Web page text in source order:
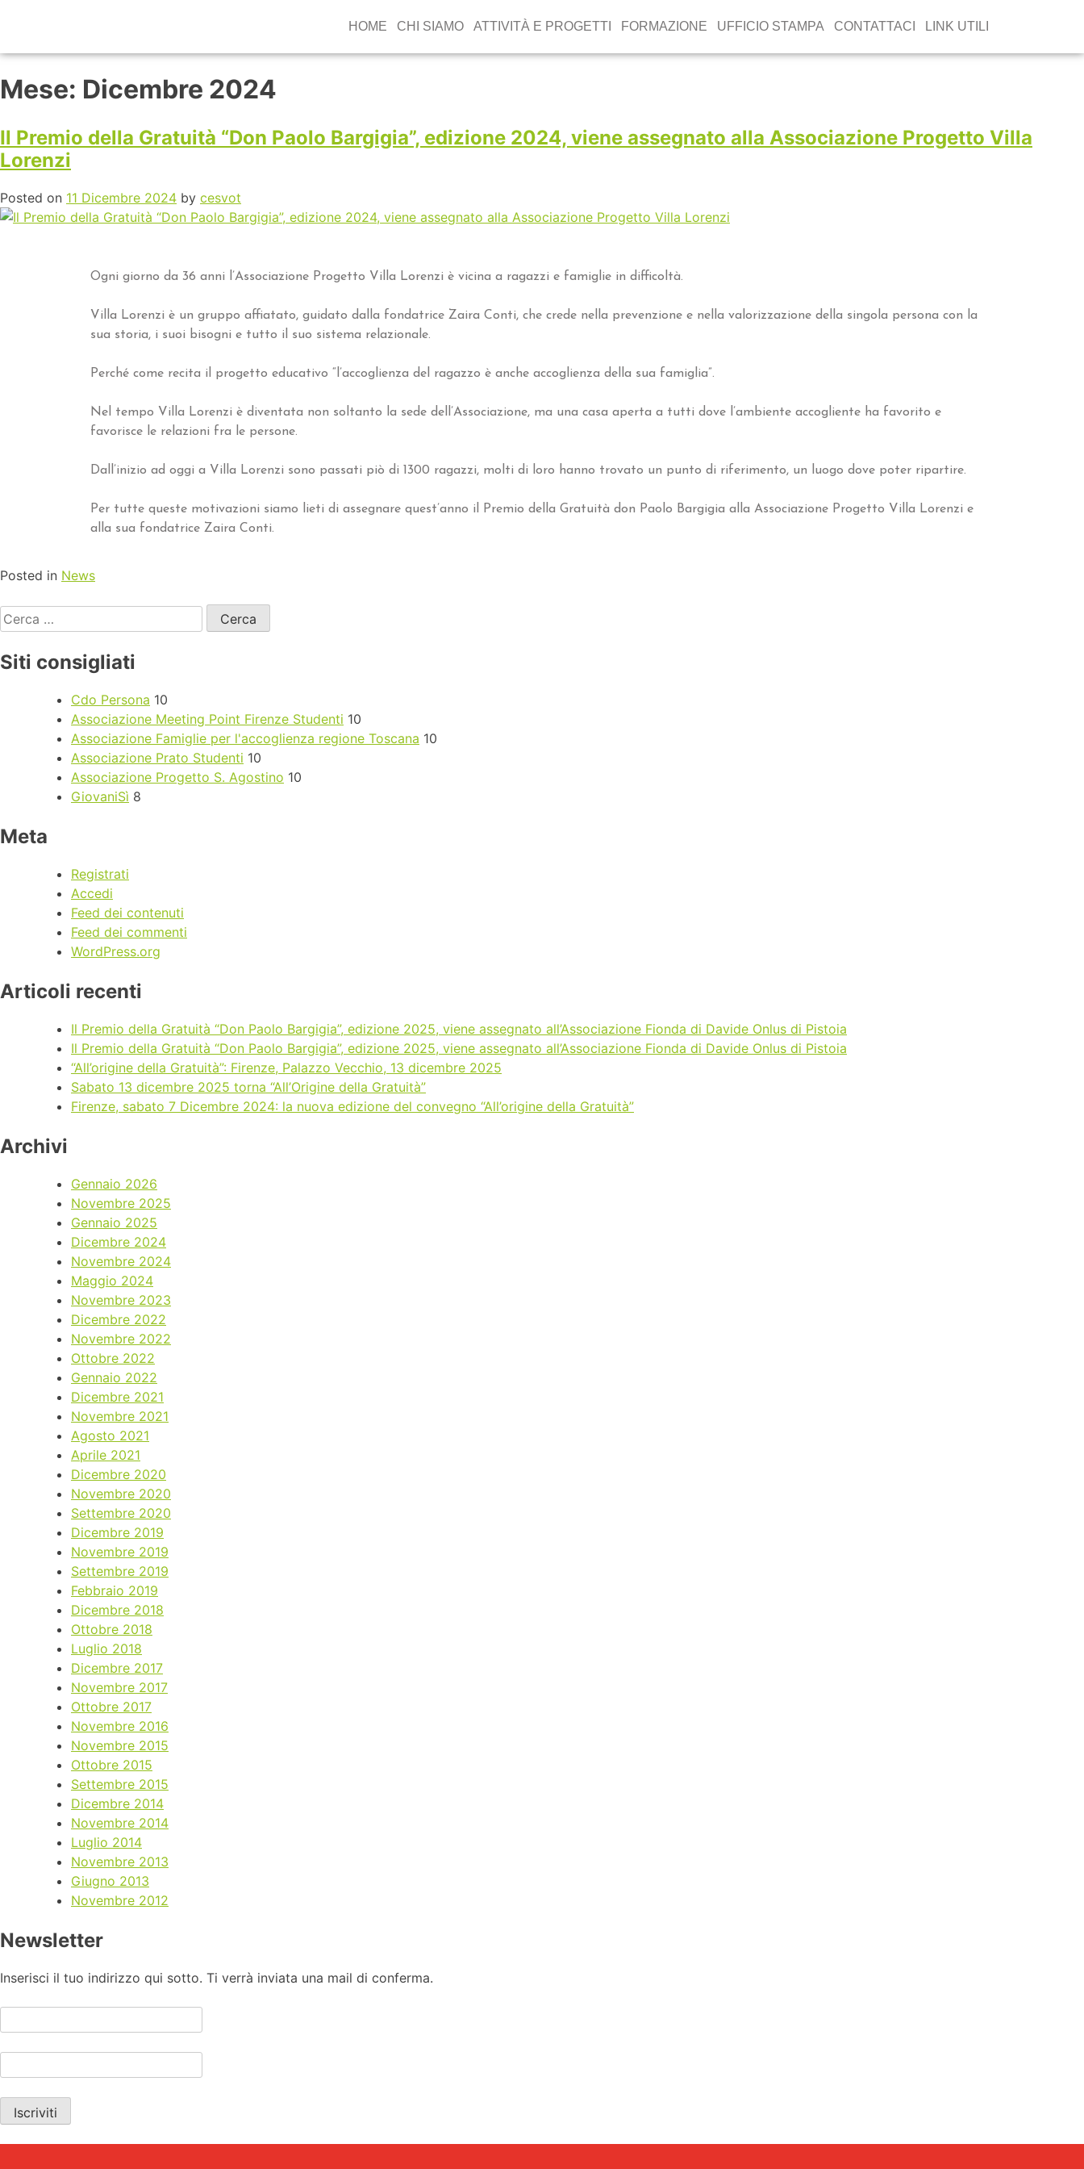
HOME CHI SIAMO ATTIVITÀ E PROGETTI FORMAZIONE UFFICIO STAMPA CONTATTACI LINK UTILI
Mese: Dicembre 2024
Il Premio della Gratuità “Don Paolo Bargigia”, edizione 2024, viene assegnato alla Associazione Progetto Villa
Lorenzi
Posted on 11 Dicembre 2024 by cesvot
Ogni giorno da 36 anni l’Associazione Progetto Villa Lorenzi è vicina a ragazzi e famiglie in difficoltà.
Villa Lorenzi è un gruppo affiatato, guidato dalla fondatrice Zaira Conti, che crede nella prevenzione e nella valorizzazione della singola persona con la
sua storia, i suoi bisogni e tutto il suo sistema relazionale.
Perché come recita il progetto educativo “l’accoglienza del ragazzo è anche accoglienza della sua famiglia”.
Nel tempo Villa Lorenzi è diventata non soltanto la sede dell’Associazione, ma una casa aperta a tutti dove l’ambiente accogliente ha favorito e
favorisce le relazioni fra le persone.
Dall’inizio ad oggi a Villa Lorenzi sono passati piò di 1300 ragazzi, molti di loro hanno trovato un punto di riferimento, un luogo dove poter ripartire.
Per tutte queste motivazioni siamo lieti di assegnare quest’anno il Premio della Gratuità don Paolo Bargigia alla Associazione Progetto Villa Lorenzi e
alla sua fondatrice Zaira Conti.
Posted in News
Siti consigliati
Cdo Persona 10
Associazione Meeting Point Firenze Studenti 10
Associazione Famiglie per l'accoglienza regione Toscana 10
Associazione Prato Studenti 10
Associazione Progetto S. Agostino 10
GiovaniSì 8
Meta
Registrati
Accedi
Feed dei contenuti
Feed dei commenti
WordPress.org
Articoli recenti
Il Premio della Gratuità “Don Paolo Bargigia”, edizione 2025, viene assegnato all’Associazione Fionda di Davide Onlus di Pistoia
Il Premio della Gratuità “Don Paolo Bargigia”, edizione 2025, viene assegnato all’Associazione Fionda di Davide Onlus di Pistoia
“All’origine della Gratuità”: Firenze, Palazzo Vecchio, 13 dicembre 2025
Sabato 13 dicembre 2025 torna “All’Origine della Gratuità”
Firenze, sabato 7 Dicembre 2024: la nuova edizione del convegno “All’origine della Gratuità”
Archivi
Gennaio 2026
Novembre 2025
Gennaio 2025
Dicembre 2024
Novembre 2024
Maggio 2024
Novembre 2023
Dicembre 2022
Novembre 2022
Ottobre 2022
Gennaio 2022
Dicembre 2021
Novembre 2021
Agosto 2021
Aprile 2021
Dicembre 2020
Novembre 2020
Settembre 2020
Dicembre 2019
Novembre 2019
Settembre 2019
Febbraio 2019
Dicembre 2018
Ottobre 2018
Luglio 2018
Dicembre 2017
Novembre 2017
Ottobre 2017
Novembre 2016
Novembre 2015
Ottobre 2015
Settembre 2015
Dicembre 2014
Novembre 2014
Luglio 2014
Novembre 2013
Giugno 2013
Novembre 2012
Newsletter
Inserisci il tuo indirizzo qui sotto. Ti verrà inviata una mail di conferma.